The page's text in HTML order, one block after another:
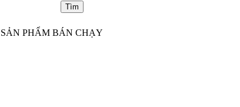
SẢN PHẨM BÁN CHẠY